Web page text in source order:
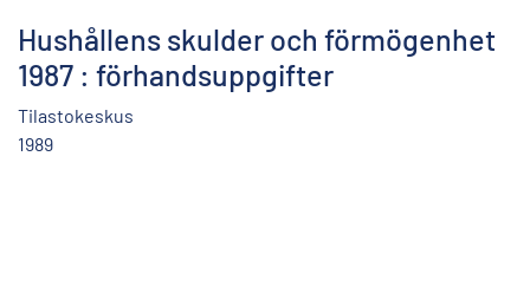
Hushållens skulder och förmögenhet
1987 : förhandsuppgifter
Tilastokeskus
1989